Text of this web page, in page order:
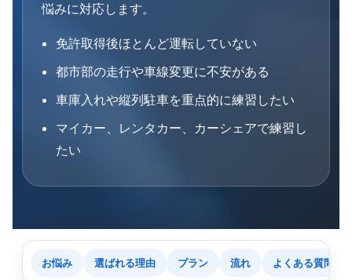
悩みに対応します。
免許取得後ほとんど運転していない
都市部の走行や車線変更に不安がある
車庫入れや縦列駐車を重点的に練習したい
マイカー、レンタカー、カーシェアで練習し
たい
お悩み 選ばれる理由 プラン 流れ よくある質問